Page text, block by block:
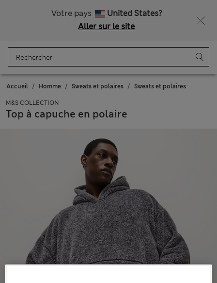
Votre pays
United States?
Aller sur le site
Panier
Accueil Homme Sweats et polaires Sweats et polaires
M&S COLLECTION
Top à capuche en polaire